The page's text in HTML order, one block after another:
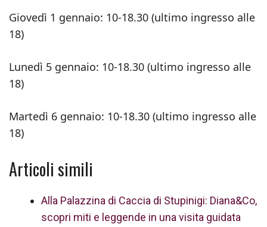
Giovedì 1 gennaio: 10-18.30 (ultimo ingresso alle
18)
Lunedì 5 gennaio: 10-18.30 (ultimo ingresso alle
18)
Martedì 6 gennaio: 10-18.30 (ultimo ingresso alle
18)
Articoli simili
Alla Palazzina di Caccia di Stupinigi: Diana&Co,
scopri miti e leggende in una visita guidata